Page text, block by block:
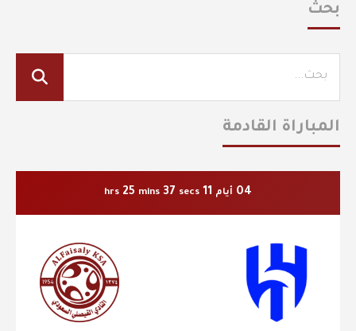
بحث
المباراة القادمة
04 أيام 11
hrs 25 mins 36 secs